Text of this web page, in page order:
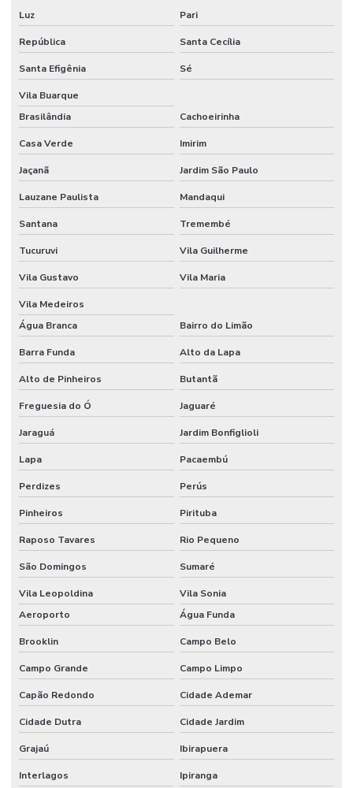
Consultoria em segurança do trabalho e meio ambiente
Consultoria em segurança do trabalho SP
Consultoria em segurança e medicina do trabalho
Consultoria em segurança e saúde ocupacional
Consultoria e social
Consultoria de tecnico de segurança do trabalho
Controle de ruido ambiental
Curso HSE internacional
Curso internacional para técnicos de segurança
Curso IOSH Coaching for Safety
Curso IOSH Managing Safely
Curso para líderes de segurança do trabalho
Curso de ltcat
Curso NEBOSH para engenheiros de segurança
Cursos internacionais de segurança do trabalho
Cursos internacionais de SST
Elaboração do ppp
Elaboração de ltcat
Elaboração de mapa de risco
Elaboração de pcmso
Elaboração de ppra
Luz Pari
República Santa Cecília
Santa Efigênia Sé
Vila Buarque
Brasilândia
Cachoeirinha
Casa Verde Imirim
Jaçanã Jardim São Paulo
Lauzane Paulista Mandaqui
Santana Tremembé
Tucuruvi Vila Guilherme
Vila Gustavo Vila Maria
Vila Medeiros
Água Branca
Bairro do Limão
Barra Funda Alto da Lapa
Alto de Pinheiros Butantã
Freguesia do Ó Jaguaré
Jaraguá Jardim Bonfiglioli
Lapa Pacaembú
Perdizes Perús
Pinheiros Pirituba
Raposo Tavares Rio Pequeno
São Domingos Sumaré
Vila Leopoldina
Vila Sonia
Aeroporto
Água Funda
Brooklin Campo Belo
Campo Grande Campo Limpo
Capão Redondo Cidade Ademar
Cidade Dutra Cidade Jardim
Grajaú Ibirapuera
Interlagos Ipiranga